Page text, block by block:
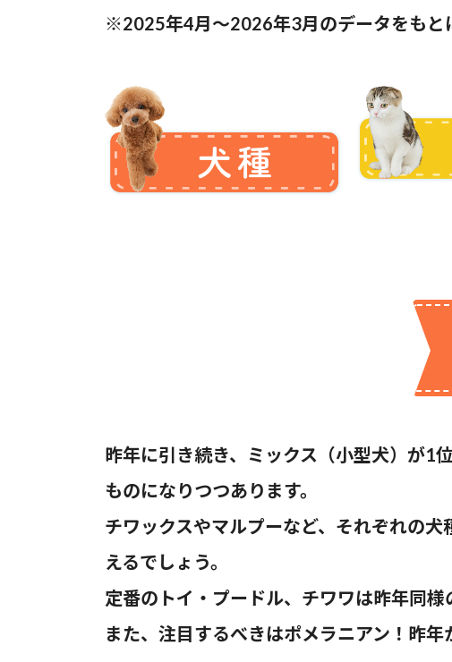
※2025年4月～2026年3月のデータをもと
昨年に引き続き、ミックス（小型犬）が1
ものになりつつあります。
チワックスやマルプーなど、それぞれの
えるでしょう。
定番のトイ・プードル、チワワは昨年同
また、注目するべきはポメラニアン！昨